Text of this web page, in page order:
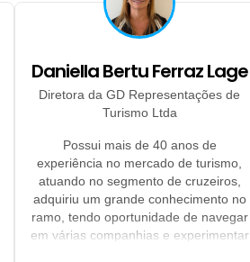
Daniella Bertu Ferraz Lage
Diretora da GD Representações de
Turismo Ltda
Possui mais de 40 anos de
experiência no mercado de turismo,
atuando no segmento de cruzeiros,
adquiriu um grande conhecimento no
ramo, tendo oportunidade de navegar
em várias companhias e experimentar